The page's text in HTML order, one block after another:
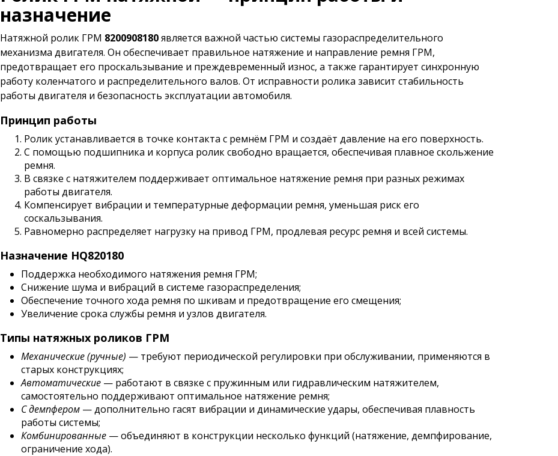
назначение
Натяжной ролик ГРМ 8200908180является важной частью системы газораспределительного
механизма двигателя. Он обеспечивает правильное натяжение и направление ремня ГРМ,
предотвращает его проскальзывание и преждевременный износ, а также гарантирует синхронную
работу коленчатого и распределительного валов. От исправности ролика зависит стабильность
работы двигателя и безопасность эксплуатации автомобиля.
Принцип работы
Ролик устанавливается в точке контакта с ремнём ГРМ и создаёт давление на его поверхность.
С помощью подшипника и корпуса ролик свободно вращается, обеспечивая плавное скольжение
ремня.
В связке с натяжителем поддерживает оптимальное натяжение ремня при разных режимах
работы двигателя.
Компенсирует вибрации и температурные деформации ремня, уменьшая риск его
соскальзывания.
Равномерно распределяет нагрузку на привод ГРМ, продлевая ресурс ремня и всей системы.
Назначение HQ820180
Поддержка необходимого натяжения ремня ГРМ;
Снижение шума и вибраций в системе газораспределения;
Обеспечение точного хода ремня по шкивам и предотвращение его смещения;
Увеличение срока службы ремня и узлов двигателя.
Типы натяжных роликов ГРМ
Механические (ручные) — требуют периодической регулировки при обслуживании, применяются в
старых конструкциях;
Автоматические— работают в связке с пружинным или гидравлическим натяжителем,
самостоятельно поддерживают оптимальное натяжение ремня;
С демпфером— дополнительно гасят вибрации и динамические удары, обеспечивая плавность
работы системы;
Комбинированные— объединяют в конструкции несколько функций (натяжение, демпфирование,
ограничение хода).